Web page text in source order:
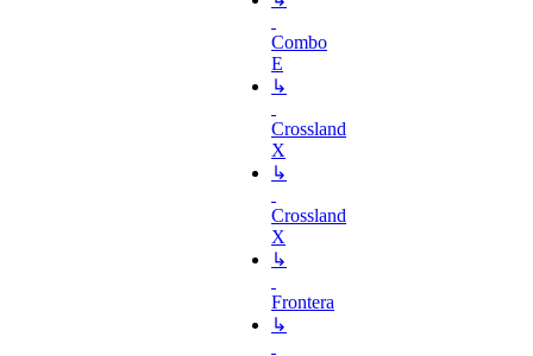
Combo
E
↳
Crossland
X
↳
Crossland
X
↳
Frontera
↳